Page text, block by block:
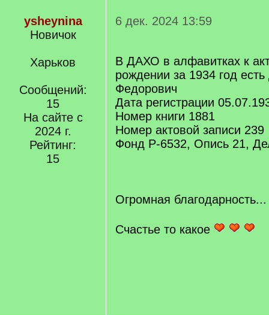
ysheynina
Новичок
Харьков
Сообщений:
15
На сайте с
2024 г.
Рейтинг:
15
6 дек. 2024 13:59
В ДАХО в алфавитках к
рождении за 1934 год
Федорович
Дата регистрации
Номер книги 1881
Номер актовой записи 239
Фонд Р-6532, Опись 21,
Огромная
Счастье то какое